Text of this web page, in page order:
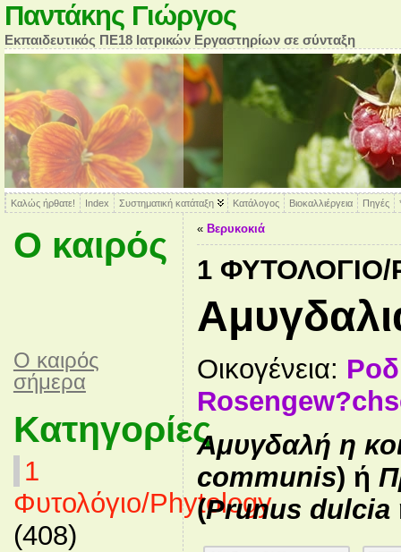
Παντάκης Γιώργος
Εκπαιδευτικός ΠΕ18 Ιατρικών Εργαστηρίων σε σύνταξη
Καλώς ήρθατε! Index Συστηματική κατάταξη Κατάλογος Βιοκαλλιέργεια Πηγές
Ο καιρός
O καιρός
σήμερα
Κατηγορίες
1
Φυτολόγιο/Phytology
(408)
« Βερυκοκιά
1 ΦΥΤΟΛΌΓΙΟ/
Οικογένεια:
Αμυγδαλή η
communis) ή
(Prunus dulcia